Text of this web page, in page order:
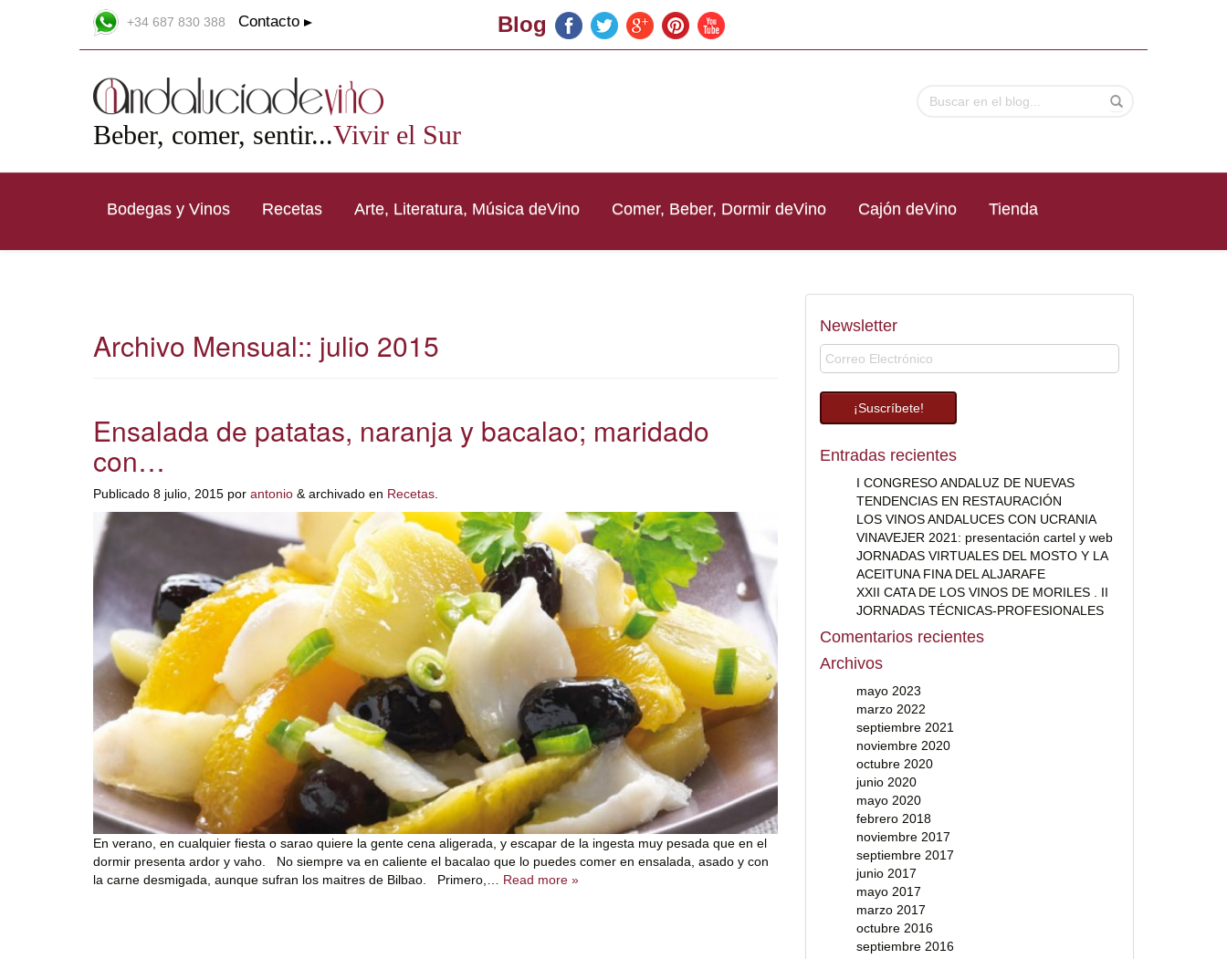
+34 687 830 388 Contacto Blog
Beber, comer, sentir...Vivir el Sur
Bodegas y Vinos Recetas Arte, Literatura, Música deVino Comer, Beber, Dormir deVino Cajón deVino Tienda
Archivo Mensual:: julio 2015
Ensalada de patatas, naranja y bacalao; maridado
con…
Publicado 8 julio, 2015 por antonio & archivado en Recetas
En verano, en cualquier fiesta o sarao quiere la gente cena aligerada, y escapar de la ingesta muy pesada que en el
dormir presenta ardor y vaho. No siempre va en caliente el bacalao que lo puedes comer en ensalada, asado y con
la carne desmigada, aunque sufran los maitres de Bilbao. Primero,… Read more »
Newsletter
Entradas recientes
I CONGRESO ANDALUZ DE NUEVAS
TENDENCIAS EN RESTAURACIÓN
LOS VINOS ANDALUCES CON UCRANIA
VINAVEJER 2021: presentación cartel y web
JORNADAS VIRTUALES DEL MOSTO Y LA
ACEITUNA FINA DEL ALJARAFE
XXII CATA DE LOS VINOS DE MORILES . II
JORNADAS TÉCNICAS-PROFESIONALES
Comentarios recientes
Archivos
mayo 2023
marzo 2022
septiembre 2021
noviembre 2020
octubre 2020
junio 2020
mayo 2020
febrero 2018
noviembre 2017
septiembre 2017
junio 2017
mayo 2017
marzo 2017
octubre 2016
septiembre 2016